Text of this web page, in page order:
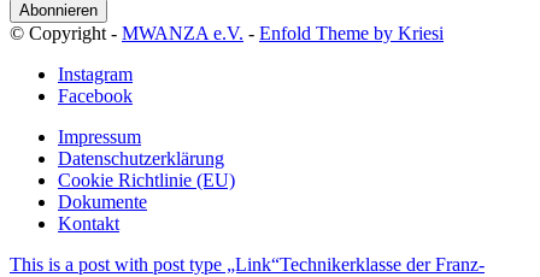
© Copyright - MWANZA e.V. - Enfold Theme by Kriesi
Instagram
Facebook
Impressum
Datenschutzerklärung
Cookie Richtlinie (EU)
Dokumente
Kontakt
This is a post with post type „Link“Technikerklasse der Franz-